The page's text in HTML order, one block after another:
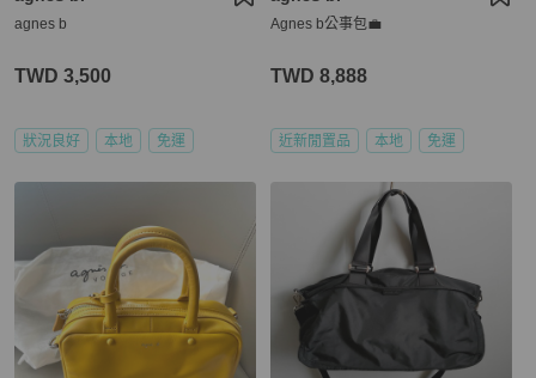
agnes b
TWD 3,500
狀況良好 本地 免運
Agnes b公事包💼
TWD 8,888
近新閒置品 本地 免運